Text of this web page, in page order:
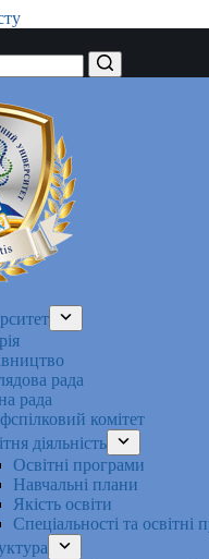
рада
рада
комітет
діяльність
Освітні програми
Навчальні плани
Якість освіти
Спеціальності та